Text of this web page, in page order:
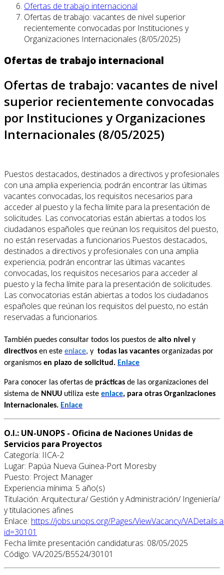
Ofertas de trabajo internacional
Ofertas de trabajo: vacantes de nivel superior
recientemente convocadas por Instituciones y
Organizaciones Internacionales (8/05/2025)
Ofertas de trabajo internacional
Ofertas de trabajo: vacantes de nivel
superior recientemente convocadas
por Instituciones y Organizaciones
Internacionales (8/05/2025)
Puestos destacados, destinados a directivos y profesionales
con una amplia experiencia; podrán encontrar las últimas
vacantes convocadas, los requisitos necesarios para
acceder al puesto y la fecha límite para la presentación de
solicitudes. Las convocatorias están abiertas a todos los
ciudadanos españoles que reúnan los requisitos del puesto,
no están reservadas a funcionarios.Puestos destacados,
destinados a directivos y profesionales con una amplia
experiencia; podrán encontrar las últimas vacantes
convocadas, los requisitos necesarios para acceder al
puesto y la fecha límite para la presentación de solicitudes.
Las convocatorias están abiertas a todos los ciudadanos
españoles que reúnan los requisitos del puesto, no están
reservadas a funcionarios.
También puedes consultar todos los puestos de alto nivel y
directivos en este enlace, y todas las vacantes organizadas por
organismos en plazo de solicitud. Enlace
Para conocer las ofertas de prácticas de las organizaciones del
sistema de NNUU utiliza este enlace, para otras Organizaciones
Internacionales. Enlace
O.I.: UN-UNOPS - Oficina de Naciones Unidas de
Servicios para Proyectos
Categoría: IICA-2
Lugar: Papúa Nueva Guinea-Port Moresby
Puesto: Project Manager
Experiencia mínima: 5 año(s)
Titulación: Arquitectura/ Gestión y Administración/ Ingeniería/
y titulaciones afines
Enlace: https://jobs.unops.org/Pages/ViewVacancy/
id=30101
Fecha límite presentación candidaturas: 08/05/2025
Código: VA/2025/B5524/30101